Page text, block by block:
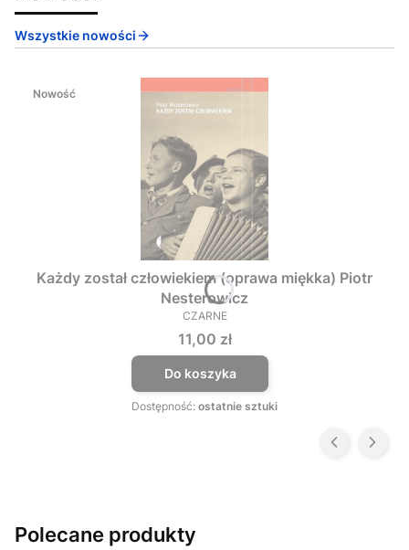
Wszystkie nowości
Nowość
Każdy został człowiekiem (oprawa miękka) Piotr
Nesterowicz
PRODUCENT
CZARNE
Cena
11,00 zł
Do koszyka
Dostępność: ostatnie sztuki
Polecane produkty